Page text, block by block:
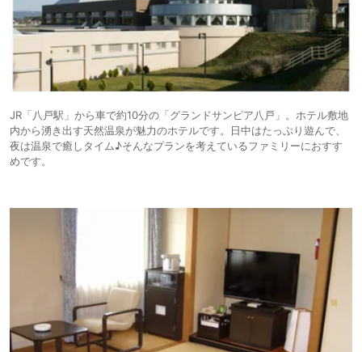
JR「八戸駅」から車で約10分の「グランドサンピア八戸」。ホテル敷地
内から湧き出す天然温泉が魅力のホテルです。日中はたっぷり遊んで、
夜は温泉で癒しタイム♪そんなプランを考えているファミリーにおすす
めです。